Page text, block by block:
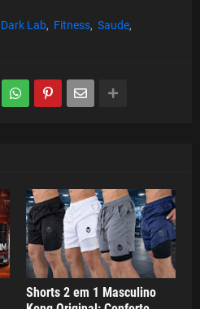
Dark Lab Fitness Saude
Shorts 2 em 1 Masculino